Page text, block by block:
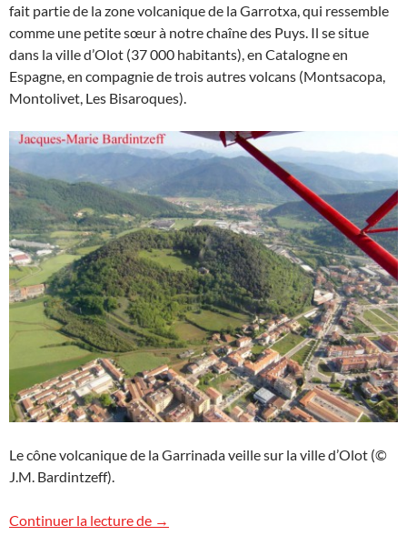
fait partie de la zone volcanique de la Garrotxa, qui ressemble
comme une petite sœur à notre chaîne des Puys. Il se situe
dans la ville d’Olot (37 000 habitants), en Catalogne en
Espagne, en compagnie de trois autres volcans (Montsacopa,
Montolivet, Les Bisaroques).
Le cône volcanique de la Garrinada veille sur la ville d’Olot (©
J.M. Bardintzeff).
Continuer la lecture de Un volcan dans la ville
→